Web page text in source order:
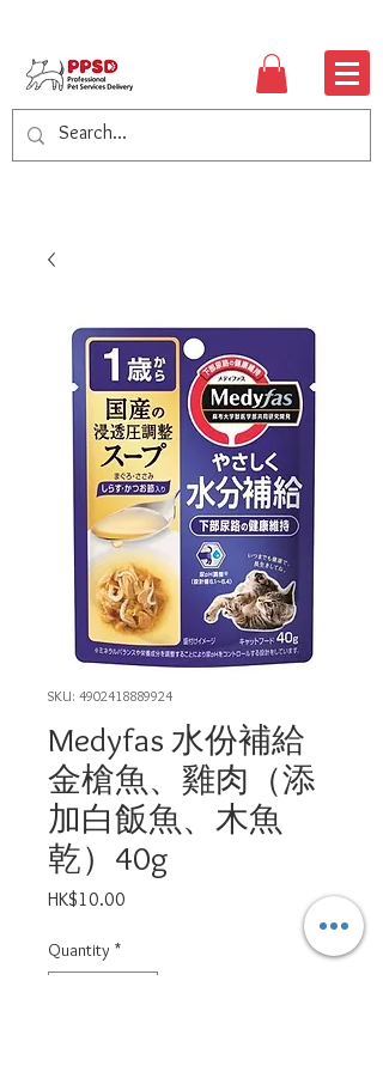
SKU: 4902418889924
Medyfas 水份補給
金槍魚、雞肉（添
加白飯魚、木魚
乾）40g
HK$10.00
Quantity *